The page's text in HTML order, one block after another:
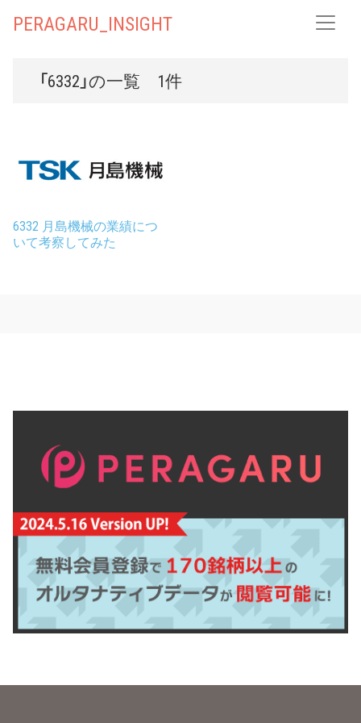
PERAGARU_INSIGHT
「6332」の一覧 1件
6332 月島機械の業績につ
いて考察してみた